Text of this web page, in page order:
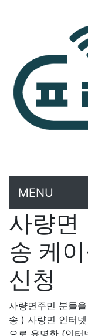
MENU
사량면
송 케
신청
사량면주민 분들
송 ) 사량면 인터
으로 유명한 (인